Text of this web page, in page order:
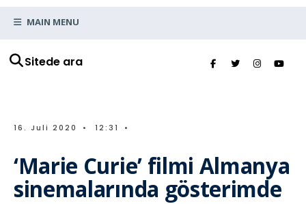
Sitede ara
MAIN MENU
16. Juli 2020 • 12:31 •
‘Marie Curie’ filmi Almanya
sinemalarında gösterimde